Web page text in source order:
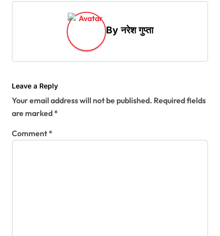
t
i
n
Byनरेश गुप्ता
Leave a Reply
Your email address will not be published. Required fields
are marked*
Comment*